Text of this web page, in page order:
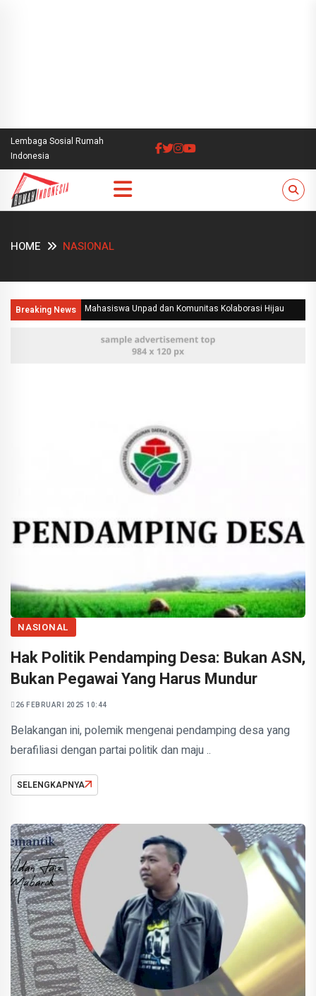
Lembaga Sosial Rumah
Indonesia
HOME NASIONAL
Breaking News
Mahasiswa Unpad dan Komunitas Kolaborasi Hijau
Lakukan Penghijauan di Gunung Congkrang
Sepak Bola, Perang, dan DNA Konflik Manusia
Hak Politik Pendamping Desa: Bukan ASN, Bukan
Kembangkan Modul Ajar Aswaja Berbasis Competitive
Mahasiswa sebagai Agen dalam Mencerdaskan
Kehidupan Bangsa
Marak Kasus Klitih; Masihkah Jogja Berhati Nyaman?
3 Maret 2022
Manfaat Nonton Konser Musik Mulai Dari Hilangkan
Pendidikan Berkualitas Untuk Generasi Indonesia Emas
Urban Agriculture Sebagai Upaya Menghadapi
Tantangan Lingkungan Dan Pengentasan Kemiskinan
January Effect, Waktu Tepat Beli Reksadana?
NASIONAL
Hak Politik Pendamping Desa: Bukan ASN,
Bukan Pegawai Yang Harus Mundur
26 FEBRUARI 2025 10:44
Belakangan ini, polemik mengenai pendamping desa yang
berafiliasi dengan partai politik dan maju ..
SELENGKAPNYA